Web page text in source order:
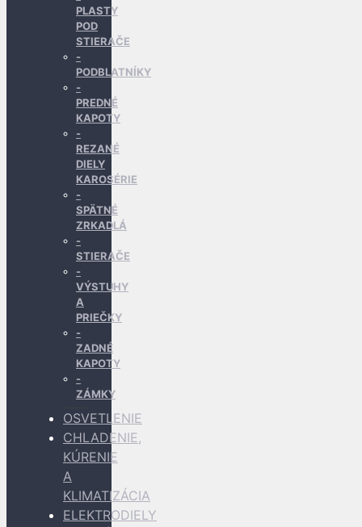
PLASTY
POD
STIERAČE
PODBLATNÍKY
PREDNÉ
KAPOTY
REZANÉ
DIELY
KAROSÉRIE
SPÄTNÉ
ZRKADLÁ
STIERAČE
VÝSTUHY
A
PRIEČKY
ZADNÉ
KAPOTY
ZÁMKY
OSVETLENIE
CHLADENIE,
KÚRENIE
A
KLIMATIZÁCIA
ELEKTRODIELY